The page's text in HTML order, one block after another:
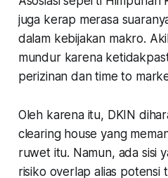
juga kerap merasa
dalam kebijakan makro.
mundur karena
perizinan dan time to
Oleh karena itu, DKIN
clearing house yang
ruwet itu. Namun, ada sisi
risiko overlap alias potensi